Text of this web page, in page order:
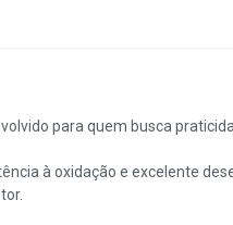
para quem busca
à oxidação e excelente